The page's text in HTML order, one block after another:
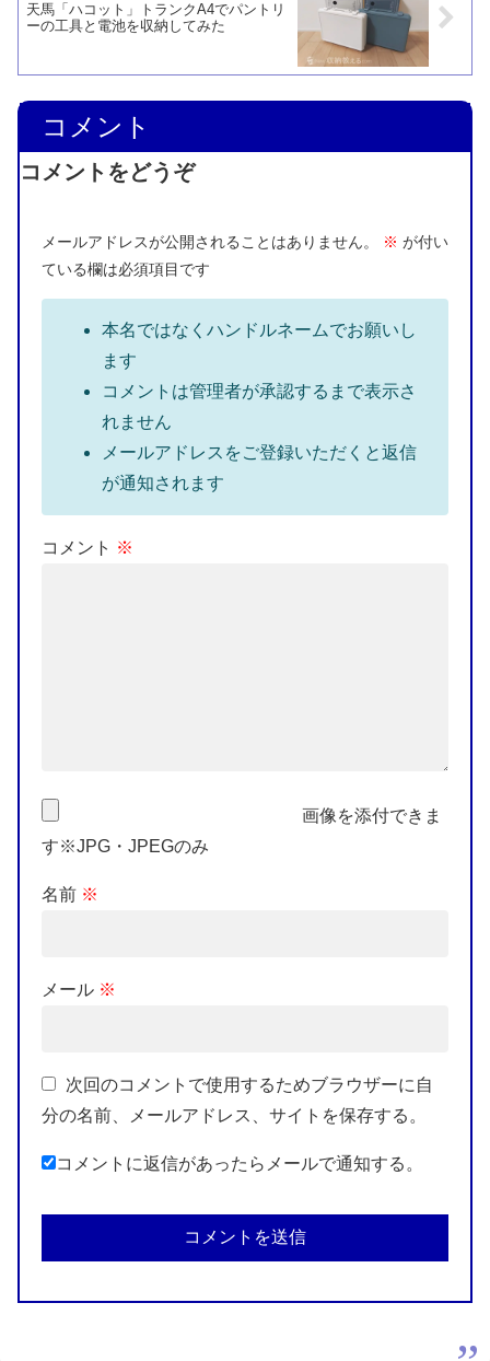
天馬「ハコット」トランクA4でパントリ
ーの工具と電池を収納してみた
コメント
コメントをどうぞ
メールアドレスが公開されることはありません。 ※ が付い
ている欄は必須項目です
本名ではなくハンドルネームでお願いし
ます
コメントは管理者が承認するまで表示さ
れません
メールアドレスをご登録いただくと返信
が通知されます
コメント ※
画像を添付できま
す※JPG・JPEGのみ
名前 ※
メール ※
次回のコメントで使用するためブラウザーに自
分の名前、メールアドレス、サイトを保存する。
コメントに返信があったらメールで通知する。